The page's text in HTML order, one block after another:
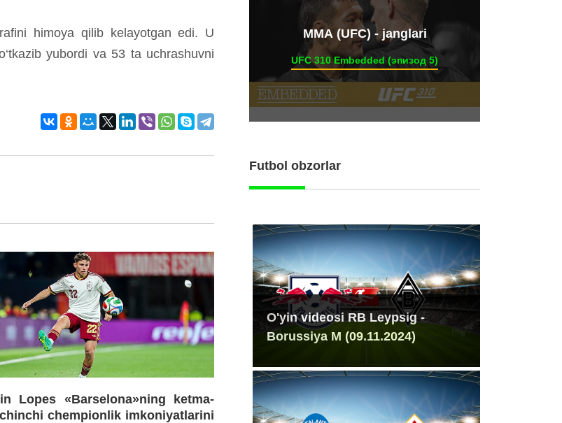
himoya qilib kelayotgan edi. U
yubordi va 53 ta uchrashuvni
Lopes «Barselona»ning ketma-
chempionlik imkoniyatlarini
ММА (UFC) - janglari
UFC 310 Embedded (эпизод 5)
Futbol obzorlar
O'yin videosi RB Leypsig -
Borussiya M (09.11.2024)